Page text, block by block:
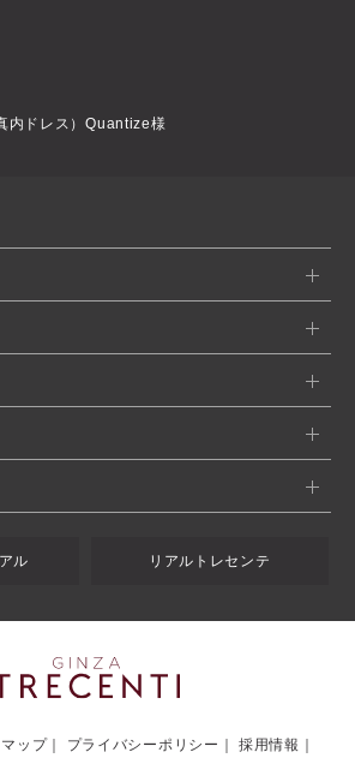
内ドレス）Quantize様
ル リアルトレセンテ
ップ プライバシーポリシー 採用情報